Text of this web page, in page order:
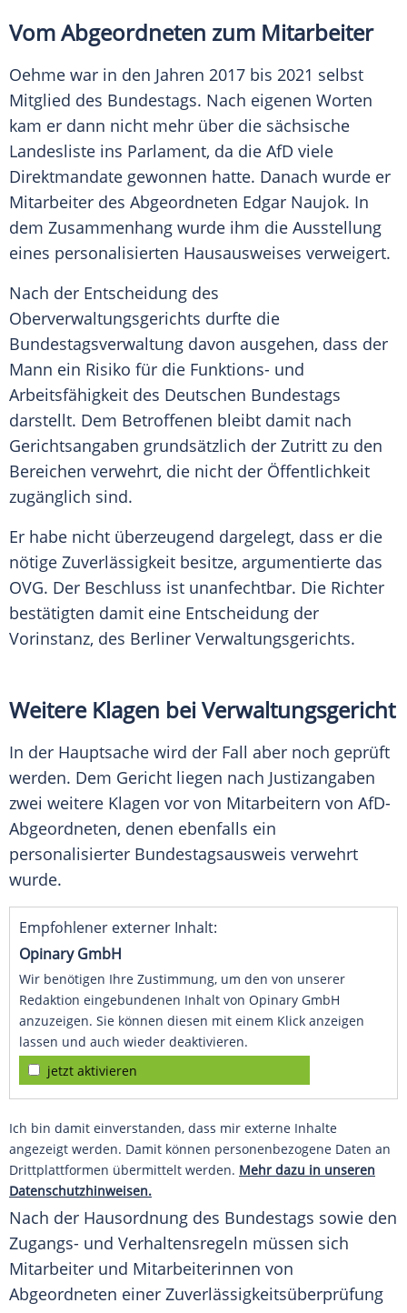
Vom Abgeordneten zum Mitarbeiter
Oehme war in den Jahren 2017 bis 2021 selbst
Mitglied des Bundestags. Nach eigenen Worten
kam er dann nicht mehr über die sächsische
Landesliste ins Parlament, da die AfD viele
Direktmandate gewonnen hatte. Danach wurde er
Mitarbeiter des Abgeordneten Edgar Naujok. In
dem Zusammenhang wurde ihm die Ausstellung
eines personalisierten Hausausweises verweigert.
Nach der Entscheidung des
Oberverwaltungsgerichts durfte die
Bundestagsverwaltung davon ausgehen, dass der
Mann ein Risiko für die Funktions- und
Arbeitsfähigkeit des Deutschen Bundestags
darstellt. Dem Betroffenen bleibt damit nach
Gerichtsangaben grundsätzlich der Zutritt zu den
Bereichen verwehrt, die nicht der Öffentlichkeit
zugänglich sind.
Er habe nicht überzeugend dargelegt, dass er die
nötige Zuverlässigkeit besitze, argumentierte das
OVG. Der Beschluss ist unanfechtbar. Die Richter
bestätigten damit eine Entscheidung der
Vorinstanz, des Berliner Verwaltungsgerichts.
Weitere Klagen bei Verwaltungsgericht
In der Hauptsache wird der Fall aber noch geprüft
werden. Dem Gericht liegen nach Justizangaben
zwei weitere Klagen vor von Mitarbeitern von AfD-
Abgeordneten, denen ebenfalls ein
personalisierter Bundestagsausweis verwehrt
wurde.
Empfohlener externer Inhalt:
Opinary GmbH
Wir benötigen Ihre Zustimmung, um den von unserer
Redaktion eingebundenen Inhalt von Opinary GmbH
anzuzeigen. Sie können diesen mit einem Klick anzeigen
lassen und auch wieder deaktivieren.
jetzt aktivieren
Ich bin damit einverstanden, dass mir externe Inhalte
angezeigt werden. Damit können personenbezogene Daten an
Drittplattformen übermittelt werden. Mehr dazu in unseren
Datenschutzhinweisen.
Nach der Hausordnung des Bundestags sowie den
Zugangs- und Verhaltensregeln müssen sich
Mitarbeiter und Mitarbeiterinnen von
Abgeordneten einer Zuverlässigkeitsüberprüfung